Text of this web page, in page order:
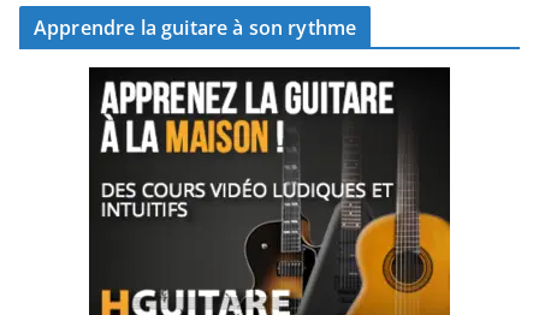
Apprendre la guitare à son rythme